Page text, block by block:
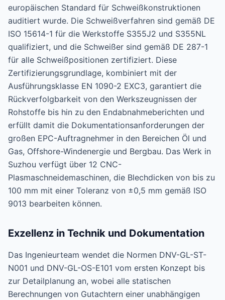
europäischen Standard für Schweißkonstruktionen
auditiert wurde. Die Schweißverfahren sind gemäß DE
ISO 15614-1 für die Werkstoffe S355J2 und S355NL
qualifiziert, und die Schweißer sind gemäß DE 287-1
für alle Schweißpositionen zertifiziert. Diese
Zertifizierungsgrundlage, kombiniert mit der
Ausführungsklasse EN 1090-2 EXC3, garantiert die
Rückverfolgbarkeit von den Werkszeugnissen der
Rohstoffe bis hin zu den Endabnahmeberichten und
erfüllt damit die Dokumentationsanforderungen der
großen EPC-Auftragnehmer in den Bereichen Öl und
Gas, Offshore-Windenergie und Bergbau. Das Werk in
Suzhou verfügt über 12 CNC-
Plasmaschneidemaschinen, die Blechdicken von bis zu
100 mm mit einer Toleranz von ±0,5 mm gemäß ISO
9013 bearbeiten können.
Exzellenz in Technik und Dokumentation
Das Ingenieurteam wendet die Normen DNV-GL-ST-
N001 und DNV-GL-OS-E101 vom ersten Konzept bis
zur Detailplanung an, wobei alle statischen
Berechnungen von Gutachtern einer unabhängigen